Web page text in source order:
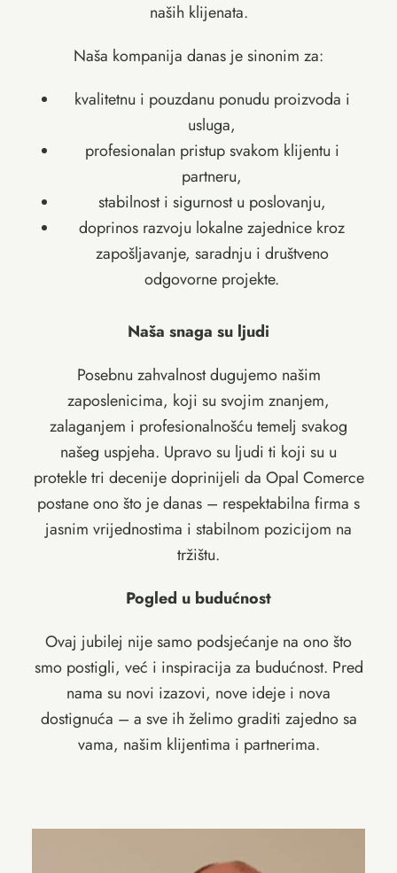
naših klijenata.
Naša kompanija danas je sinonim za:
kvalitetnu i pouzdanu ponudu proizvoda i
usluga,
profesionalan pristup svakom klijentu i
partneru,
stabilnost i sigurnost u poslovanju,
doprinos razvoju lokalne zajednice kroz
zapošljavanje, saradnju i društveno
odgovorne projekte.
Naša snaga su ljudi
Posebnu zahvalnost dugujemo našim
zaposlenicima, koji su svojim znanjem,
zalaganjem i profesionalnošću temelj svakog
našeg uspjeha. Upravo su ljudi ti koji su u
protekle tri decenije doprinijeli da Opal Comerce
postane ono što je danas – respektabilna firma s
jasnim vrijednostima i stabilnom pozicijom na
tržištu.
Pogled u budućnost
Ovaj jubilej nije samo podsjećanje na ono što
smo postigli, već i inspiracija za budućnost. Pred
nama su novi izazovi, nove ideje i nova
dostignuća – a sve ih želimo graditi zajedno sa
vama, našim klijentima i partnerima.